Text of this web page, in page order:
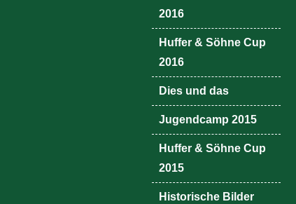
2016
Huffer & Söhne Cup
2016
Dies und das
Jugendcamp 2015
Huffer & Söhne Cup
2015
Historische Bilder